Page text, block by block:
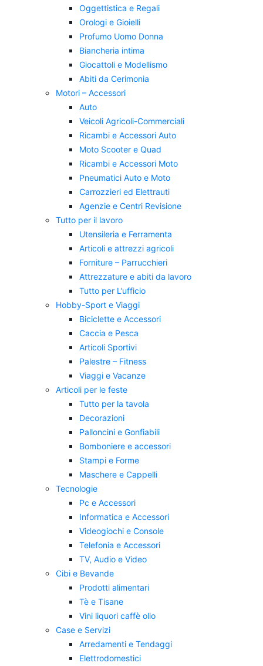
Oggettistica e Regali
Orologi e Gioielli
Profumo Uomo Donna
Biancheria intima
Giocattoli e Modellismo
Abiti da Cerimonia
Motori – Accessori
Auto
Veicoli Agricoli-Commerciali
Ricambi e Accessori Auto
Moto Scooter e Quad
Ricambi e Accessori Moto
Pneumatici Auto e Moto
Carrozzieri ed Elettrauti
Agenzie e Centri Revisione
Tutto per il lavoro
Utensileria e Ferramenta
Articoli e attrezzi agricoli
Forniture – Parrucchieri
Attrezzature e abiti da lavoro
Tutto per L’ufficio
Hobby-Sport e Viaggi
Biciclette e Accessori
Caccia e Pesca
Articoli Sportivi
Palestre – Fitness
Viaggi e Vacanze
Articoli per le feste
Tutto per la tavola
Decorazioni
Palloncini e Gonfiabili
Bomboniere e accessori
Stampi e Forme
Maschere e Cappelli
Tecnologie
Pc e Accessori
Informatica e Accessori
Videogiochi e Console
Telefonia e Accessori
TV, Audio e Video
Cibi e Bevande
Prodotti alimentari
Tè e Tisane
Vini liquori caffè olio
Case e Servizi
Arredamenti e Tendaggi
Elettrodomestici